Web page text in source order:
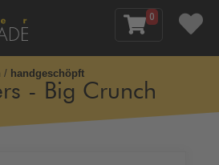
0
/ handgeschöpft
- Big Crunch